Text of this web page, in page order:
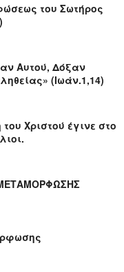
του Σωτήρος
Αυτού, Δόξαν
(Ιωάν.1,14)
Χριστού έγινε στο